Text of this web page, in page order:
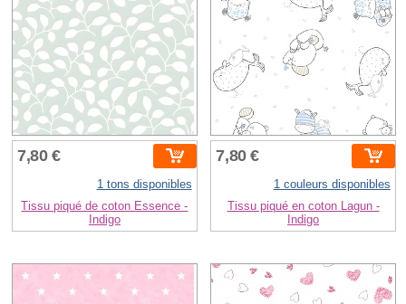
7,80 €
1 tons disponibles
Tissu piqué de coton Essence -
Indigo
7,80 €
1 couleurs disponibles
Tissu piqué en coton Lagun -
Indigo